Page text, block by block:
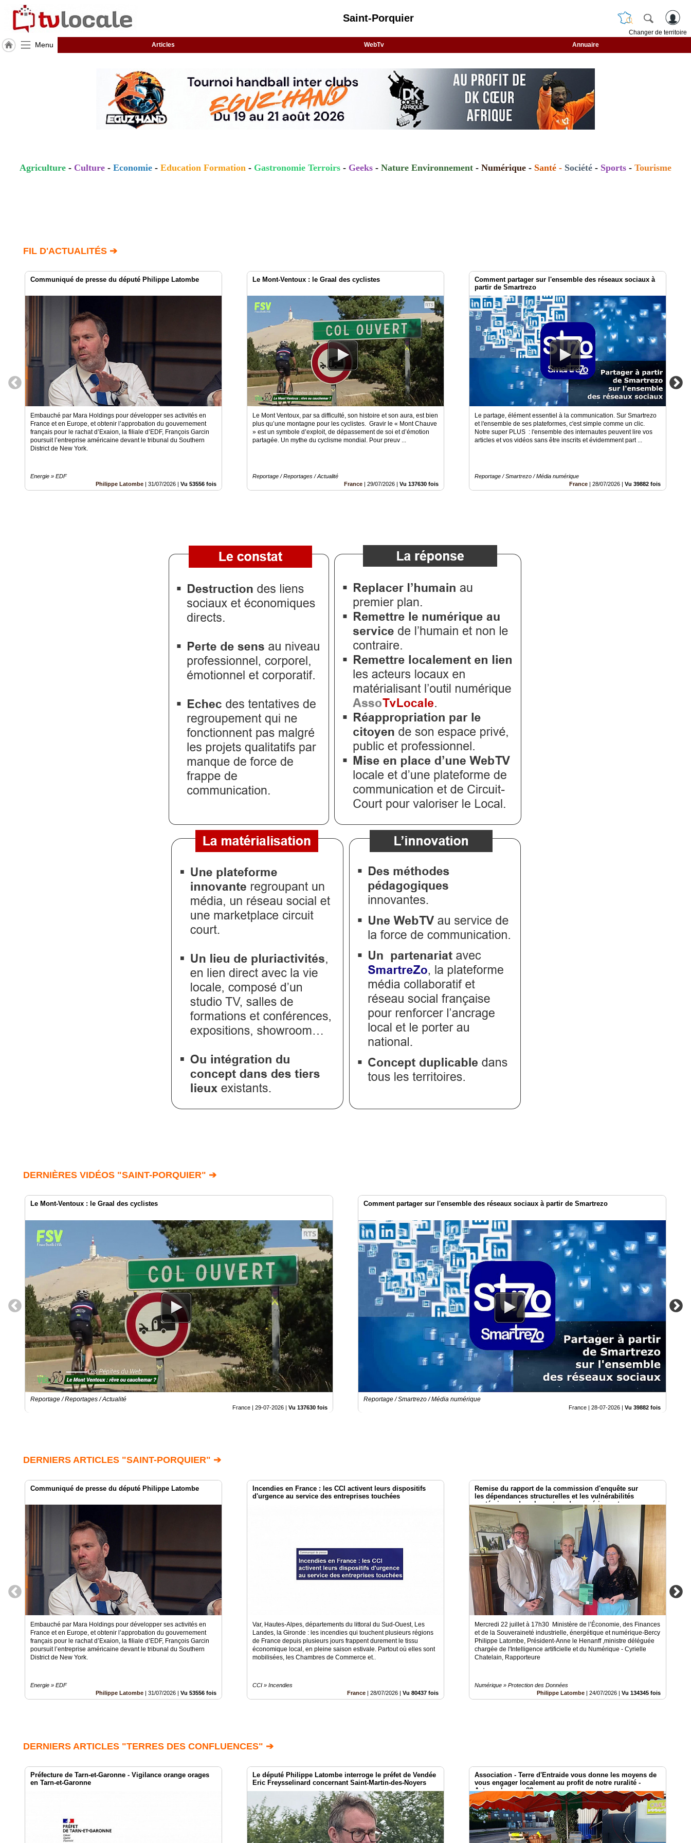
Saint-Porquier
Changer de territoire
Menu Articles WebTv Annuaire
Accueil
Inscription
Agriculture - Culture - Economie - Education Formation - Gastronomie Terroirs - Geeks - Nature Environnement - Numérique - Santé - Société - Sports - Tourisme
FIL D'ACTUALITÉS ➔
Communiqué de presse du député Philippe Latombe
Embauché par Mara Holdings pour développer ses activités en
France et en Europe, et obtenir l’approbation du gouvernement
français pour le rachat d’Exaion, la filiale d’EDF, François Garcin
poursuit l’entreprise américaine devant le tribunal du Southern
District de New York.
Energie » EDF
Philippe Latombe | 31/07/2026 | Vu 53556 fois
Le Mont-Ventoux : le Graal des cyclistes
Le Mont Ventoux, par sa difficulté, son histoire et son aura, est bien
plus qu’une montagne pour les cyclistes. Gravir le « Mont Chauve
» est un symbole d’exploit, de dépassement de soi et d’émotion
partagée. Un mythe du cyclisme mondial. Pour preuv ...
Reportage / Reportages / Actualité
France | 29/07/2026 | Vu 137630 fois
Comment partager sur l'ensemble des réseaux sociaux à
partir de Smartrezo
Le partage, élément essentiel à la communication. Sur Smartrezo
et l'ensemble de ses plateformes, c'est simple comme un clic.
Notre super PLUS : l'ensemble des internautes peuvent lire vos
articles et vos vidéos sans être inscrits et évidemment part ...
Reportage / Smartrezo / Média numérique
France | 28/07/2026 | Vu 39882 fois
DERNIÈRES VIDÉOS "SAINT-PORQUIER" ➔
Le Mont-Ventoux : le Graal des cyclistes
Reportage / Reportages / Actualité
France | 29-07-2026 | Vu 137630 fois
Comment partager sur l'ensemble des réseaux sociaux à partir de Smartrezo
Reportage / Smartrezo / Média numérique
France | 28-07-2026 | Vu 39882 fois
DERNIERS ARTICLES "SAINT-PORQUIER" ➔
Communiqué de presse du député Philippe Latombe
Embauché par Mara Holdings pour développer ses activités en
France et en Europe, et obtenir l’approbation du gouvernement
français pour le rachat d’Exaion, la filiale d’EDF, François Garcin
poursuit l’entreprise américaine devant le tribunal du Southern
District de New York.
Energie » EDF
Philippe Latombe | 31/07/2026 | Vu 53556 fois
Incendies en France : les CCI activent leurs dispositifs
d'urgence au service des entreprises touchées
Var, Hautes-Alpes, départements du littoral du Sud-Ouest, Les
Landes, la Gironde : les incendies qui touchent plusieurs régions
de France depuis plusieurs jours frappent durement le tissu
économique local, en pleine saison estivale. Partout où elles sont
mobilisées, les Chambres de Commerce et..
CCI » Incendies
France | 28/07/2026 | Vu 80437 fois
Remise du rapport de la commission d'enquête sur
les dépendances structurelles et les vulnérabilités
systémiques dans le secteur du numérique et
les risques pour l’indépendance de la France
Mercredi 22 juillet à 17h30 Ministère de l’Économie, des Finances
et de la Souveraineté industrielle, énergétique et numérique-Bercy
Philippe Latombe, Président-Anne le Henanff ,ministre déléguée
chargée de l'Intelligence artificielle et du Numérique - Cyrielle
Chatelain, Rapporteure
Numérique » Protection des Données
Philippe Latombe | 24/07/2026 | Vu 134345 fois
DERNIERS ARTICLES "TERRES DES CONFLUENCES" ➔
Préfecture de Tarn-et-Garonne - Vigilance orange orages
en Tarn-et-Garonne
Le député Philippe Latombe interroge le préfet de Vendée
Eric Freysselinard concernant Saint-Martin-des-Noyers
Association - Terre d'Entraide vous donne les moyens de
vous engager localement au profit de notre ruralité -
Acteurs Locaux 82